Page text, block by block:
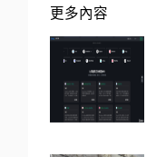
更多內容